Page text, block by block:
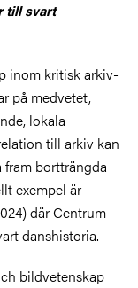
till svart
inom kritisk arkiv-
på medvetet,
lokala
till arkiv kan
fram bortträngda
exempel är
där Centrum
danshistoria.
bildvetenskap